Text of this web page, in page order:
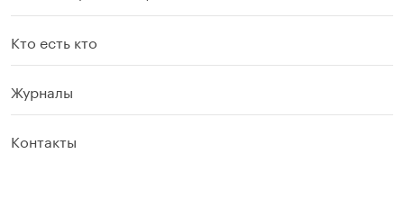
Кто есть кто
Журналы
Контакты